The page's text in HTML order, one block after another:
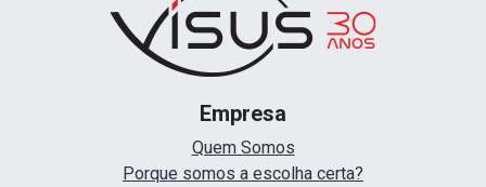
Empresa
Quem Somos
Porque somos a escolha certa?